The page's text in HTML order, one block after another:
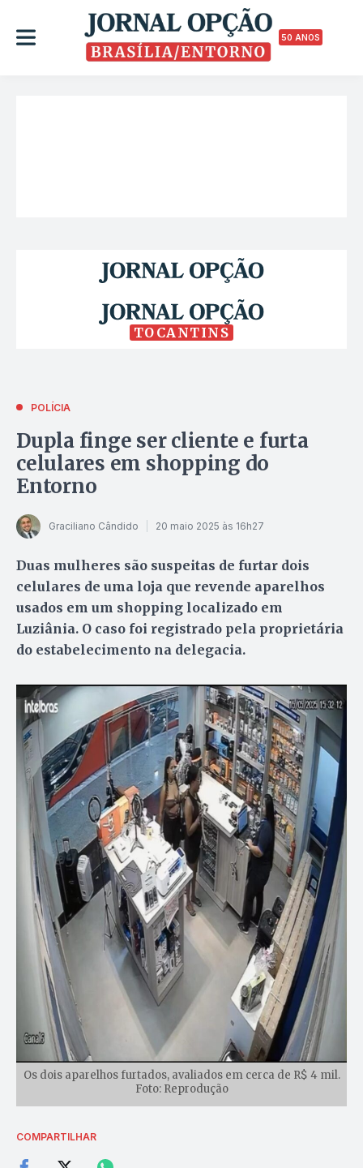
50 ANOS
TOCANTINS
POLÍCIA
Dupla finge ser cliente e furta
celulares em shopping do
Entorno
Graciliano Cândido 20 maio 2025 às 16h27
Duas mulheres são suspeitas de furtar dois
celulares de uma loja que revende aparelhos
usados em um shopping localizado em
Luziânia. O caso foi registrado pela proprietária
do estabelecimento na delegacia.
Os dois aparelhos furtados, avaliados em cerca de R$ 4 mil.
Foto: Reprodução
COMPARTILHAR